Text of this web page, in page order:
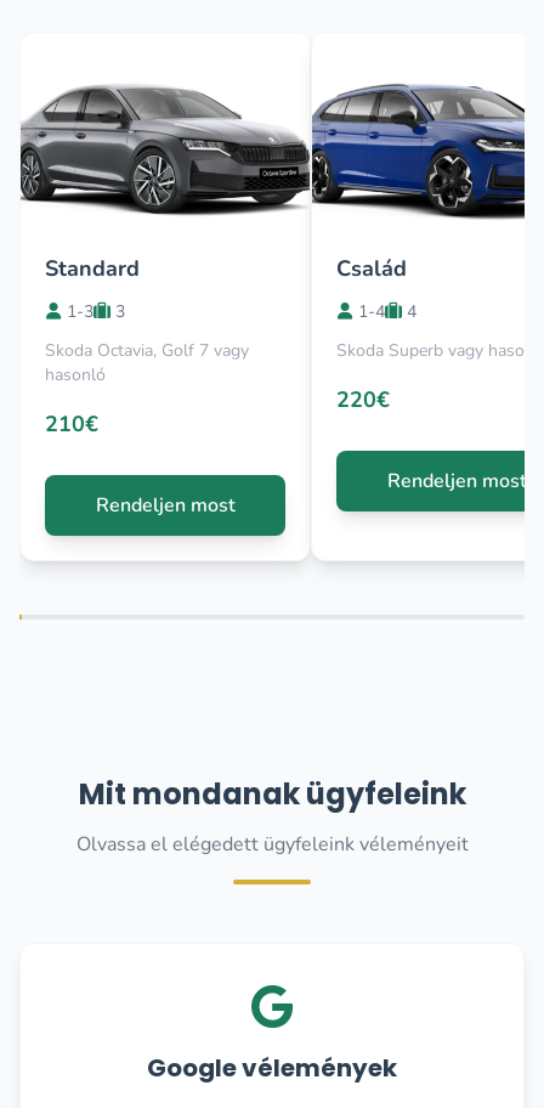
Standard
1-3
3
Skoda Octavia, Golf 7 vagy
hasonló
210€
Rendeljen most
Család
1-4
4
Skoda Superb vagy
220€
Rendeljen most
Mit mondanak ügyfeleink
Olvassa el elégedett ügyfeleink véleményeit
Google vélemények